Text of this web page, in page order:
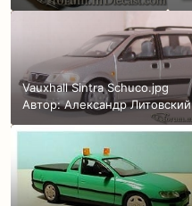
Vauxhall Sintra Schuco.jpg
Автор:Александр Литовский